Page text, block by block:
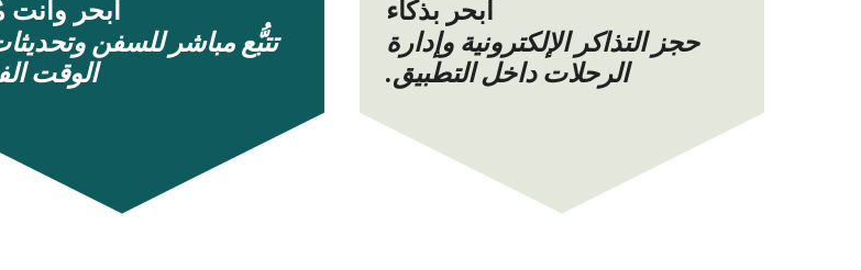
أبحر بذكاء
حجز التذاكر الإلكترونية وإدارة
الرحلات داخل التطبيق.
أبحر
تتبُّع مباشر للسفن
الوقت